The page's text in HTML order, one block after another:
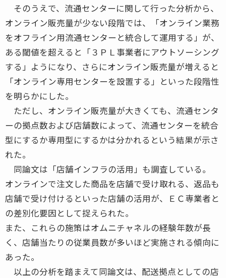
そのうえで、流通センターに関して行った分析から、
オンライン販売量が少ない段階では、「オンライン業務
をオフライン用流通センターと統合して運用する」が、
ある閾値を超えると「３ＰＬ事業者にアウトソーシング
する」ようになり、さらにオンライン販売量が増えると
「オンライン専用センターを設置する」といった段階性
を明らかにした。
ただし、オンライン販売量が大きくても、流通センタ
ーの拠点数および店舗数によって、流通センターを統合
型にするか専用型にするかは分かれるという結果が示さ
れた。
同論文は「店舗インフラの活用」も調査している。
オンラインで注文した商品を店舗で受け取れる、返品も
店舗で受け付けるといった店舗の活用が、ＥＣ専業者と
の差別化要因として捉えられた。
また、これらの施策はオムニチャネルの経験年数が長
く、店舗当たりの従業員数が多いほど実施される傾向に
あった。
以上の分析を踏まえて同論文は、配送拠点としての店